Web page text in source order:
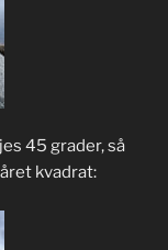
45 grader, så
kvadrat: